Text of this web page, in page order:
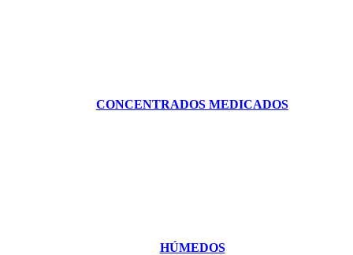
CONCENTRADOS MEDICADOS
HÚMEDOS